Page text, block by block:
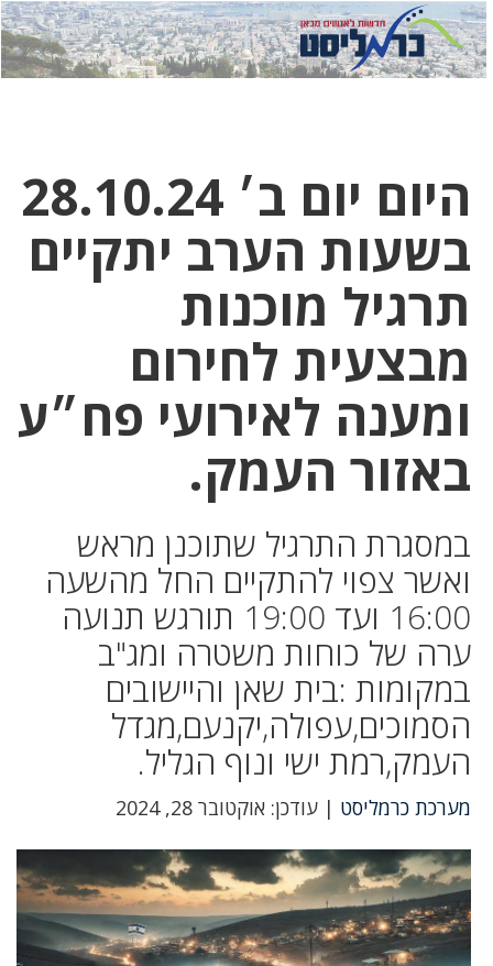
לחץ
כאן
לחץ
כדי
היום יום ב׳ 28.10.24
בשעות הערב יתקיים
תרגיל מוכנות
מבצעית לחירום
ומענה לאירועי פח״ע
באזור העמק.
במסגרת התרגיל שתוכנן מראש
ואשר צפוי להתקיים החל מהשעה
16:00 ועד 19:00 תורגש תנועה
ערה של כוחות משטרה ומג"ב
במקומות :בית שאן והיישובים
הסמוכים,עפולה,יקנעם,מגדל
העמק,רמת ישי ונוף הגליל.
מערכת כרמליסט | עודכן: אוקטובר 28, 2024